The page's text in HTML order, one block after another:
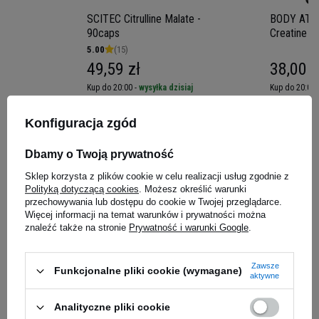
wspiera najlepszych sportowców w
przekraczaniu ich fizycznych i mentalnych
Stale ulepszany, teraz o jeszcze bardziej
zaawansowanym składzie. To suplement, który
został udoskonalony przez wyspecjalizowanych
technologia składników, która skutecznie
wytrzymałość, a także świetnie smakuje i
perfekcyjnie się miesza. Spróbuj i przekonaj się
sam!
SCITEC Citrulline Malate -
90caps
5.00 (15)
49,59 zł
Kup do 20:00 - wysyłka dzisiaj
BODY
Creatine -
38,00
Kup do 20:00
E-mail
Konfiguracja zgód
Dbamy o Twoją prywatność
Sklep korzysta z plików cookie w celu realizacji usług zgodnie z
Polityką dotyczącą cookies. Możesz określić warunki
przechowywania lub dostępu do cookie w Twojej przeglądarce.
Więcej informacji na temat warunków i prywatności można
znaleźć także na stronie Prywatność i warunki Google.
Funkcjonalne pliki cookie (wymagane)
Zawsze
aktywne
Analityczne pliki cookie